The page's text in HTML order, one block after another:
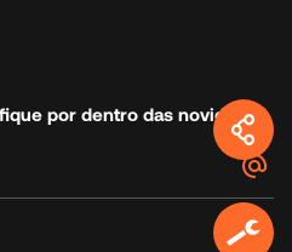
por dentro das novidades